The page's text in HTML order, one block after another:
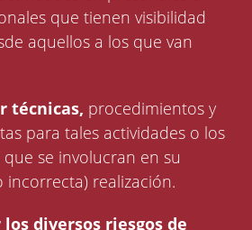
que tienen visibilidad
aquellos a los que van
técnicas, procedimientos y
para tales actividades o los
se involucran en su
incorrecta) realización.
los diversos riesgos de